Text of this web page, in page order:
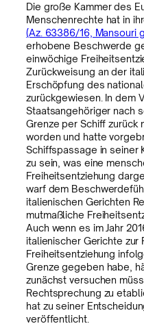
Die große Kammer des
Menschenrechte hat in
(Az. 63386/16, Mansouri
erhobene Beschwerde
einwöchige
Zurückweisung an der
Erschöpfung des
zurückgewiesen. In dem
Staatsangehöriger nach
Grenze per Schiff zurück
worden und hatte
Schiffspassage in seiner
zu sein, was eine
Freiheitsentziehung
warf dem
italienischen Gerichten
mutmaßliche
Auch wenn es im Jahr
italienischer Gerichte zur
Freiheitsentziehung
Grenze gegeben habe,
zunächst versuchen
Rechtsprechung zu
hat zu seiner
veröffentlicht.